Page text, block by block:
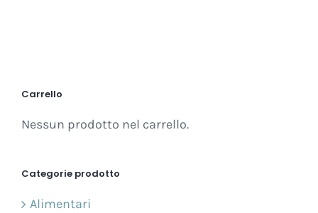
Carrello
Nessun prodotto nel carrello.
Categorie prodotto
Alimentari